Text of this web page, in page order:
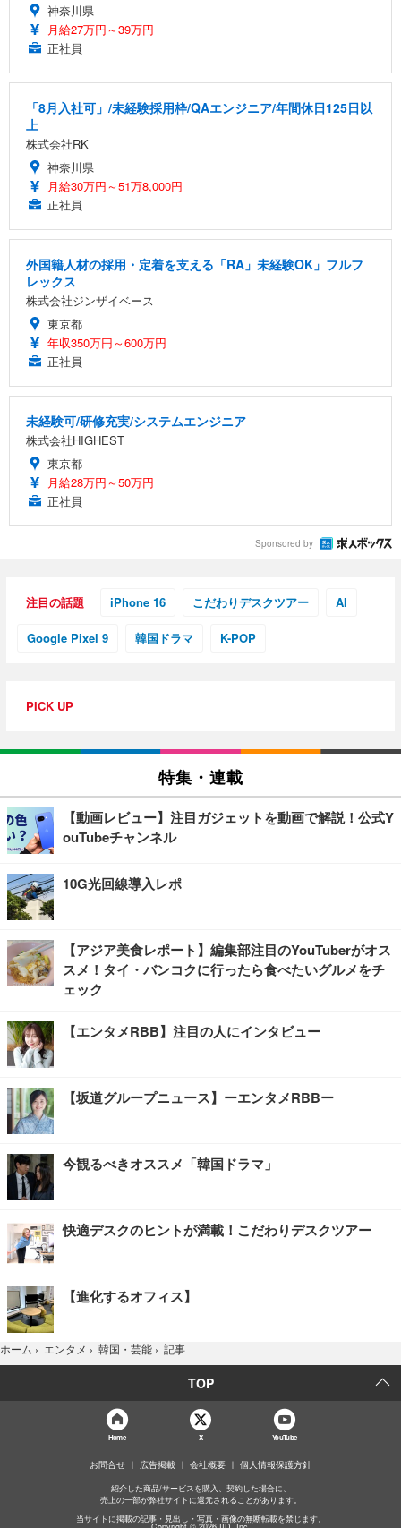
神奈川県
月給27万円～39万円
正社員
「8月入社可」/未経験採用枠/QAエンジニア/年間休日125日以
上
株式会社RK
神奈川県
月給30万円～51万8,000円
正社員
外国籍人材の採用・定着を支える「RA」未経験OK」フルフ
レックス
株式会社ジンザイベース
東京都
年収350万円～600万円
正社員
未経験可/研修充実/システムエンジニア
株式会社HIGHEST
東京都
月給28万円～50万円
正社員
Sponsored by
注目の話題 iPhone 16 こだわりデスクツアー AI
Google Pixel 9 韓国ドラマ K-POP
PICK UP
特集・連載
【動画レビュー】注目ガジェットを動画で解説！公式Y
ouTubeチャンネル
10G光回線導入レポ
【アジア美食レポート】編集部注目のYouTuberがオス
スメ！タイ・バンコクに行ったら食べたいグルメをチ
ェック
【エンタメRBB】注目の人にインタビュー
【坂道グループニュース】ーエンタメRBBー
今観るべきオススメ「韓国ドラマ」
快適デスクのヒントが満載！こだわりデスクツアー
【進化するオフィス】
ホーム › エンタメ › 韓国・芸能 › 記事
TOP
Home X YouTube
お問合せ 広告掲載 会社概要 個人情報保護方針
紹介した商品/サービスを購入、契約した場合に、
売上の一部が弊社サイトに還元されることがあります。
当サイトに掲載の記事・見出し・写真・画像の無断転載を禁じます。